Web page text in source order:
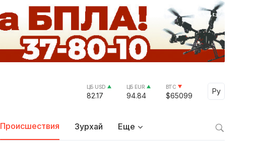
ЦБ USD
82.17
ЦБ EUR
94.84
BTC
$65099
Ру
Select
Происшествия Зурхай Еще